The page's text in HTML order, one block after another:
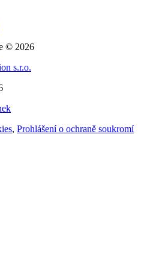
© 2026
s.r.o.
, Prohlášení o ochraně soukromí